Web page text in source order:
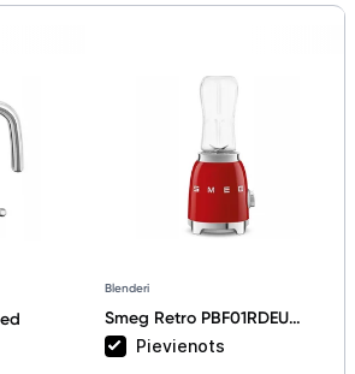
Blenderi
Smeg Retro PBF01RDEU
Red Pievienots